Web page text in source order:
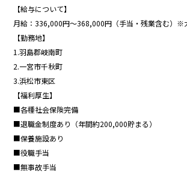
【給与について】
月給：336,000円～368,000円（手当・残業含む）※
【勤務地】
1.羽島郡岐南町
2.一宮市千秋町
3.浜松市東区
【福利厚生】
■各種社会保険完備
■退職金制度あり（年間約200,000貯まる）
■保養施設あり
■役職手当
■無事故手当